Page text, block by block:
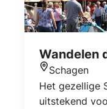
Wandelen
Locatie
Schagen
Het gezellige
uitstekend